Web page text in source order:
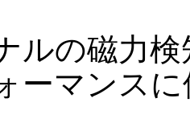
ルの磁力
ーマンス